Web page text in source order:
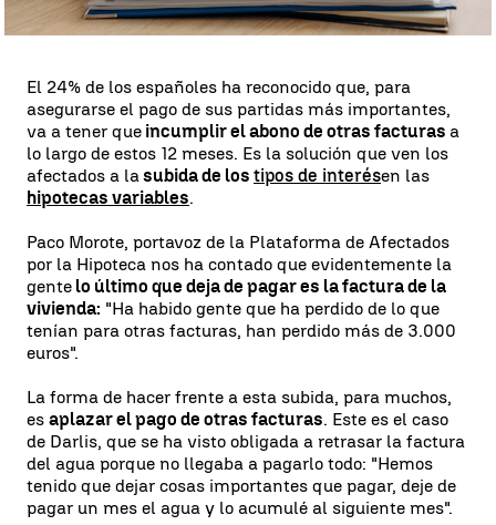
WhatsappFacebook
X Linkedin
El 24% de los españoles ha reconocido que, para
asegurarse el pago de sus partidas más importantes,
va a tener que incumplir el abono de otras facturas a
lo largo de estos 12 meses. Es la solución que ven los
afectados a lasubida de los tipos de interésen las
hipotecas variables.
Paco Morote, portavoz de la Plataforma de Afectados
por la Hipoteca nos ha contado que evidentemente la
gente lo último que deja de pagar es la factura de la
vivienda: "Ha habido gente que ha perdido de lo que
tenían para otras facturas, han perdido más de 3.000
euros".
La forma de hacer frente a esta subida, para muchos,
es aplazar el pago de otras facturas. Este es el caso
de Darlis, que se ha visto obligada a retrasar la factura
del agua porque no llegaba a pagarlo todo: "Hemos
tenido que dejar cosas importantes que pagar, deje de
pagar un mes el agua y lo acumulé al siguiente mes".